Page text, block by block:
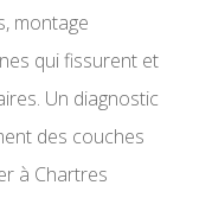
montage
qui fissurent et
Un diagnostic
des couches
à Chartres